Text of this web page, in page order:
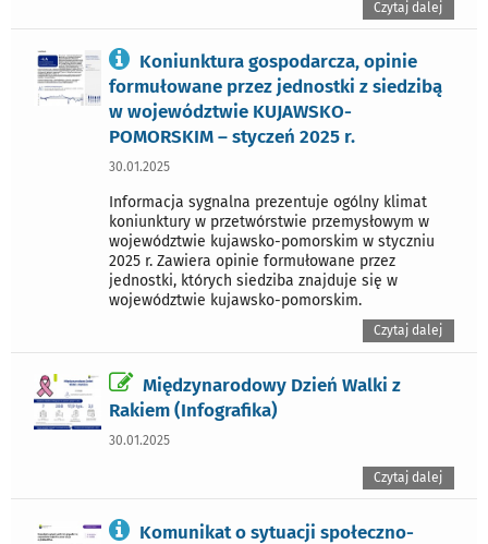
Czytaj dalej
Koniunktura gospodarcza, opinie
formułowane przez jednostki z siedzibą
w województwie KUJAWSKO-
POMORSKIM – styczeń 2025 r.
30.01.2025
Informacja sygnalna prezentuje ogólny klimat
koniunktury w przetwórstwie przemysłowym w
województwie kujawsko-pomorskim w styczniu
2025 r. Zawiera opinie formułowane przez
jednostki, których siedziba znajduje się w
województwie kujawsko-pomorskim.
Czytaj dalej
Międzynarodowy Dzień Walki z
Rakiem (Infografika)
30.01.2025
Czytaj dalej
Komunikat o sytuacji społeczno-